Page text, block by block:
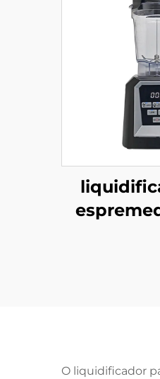
O liquidificador